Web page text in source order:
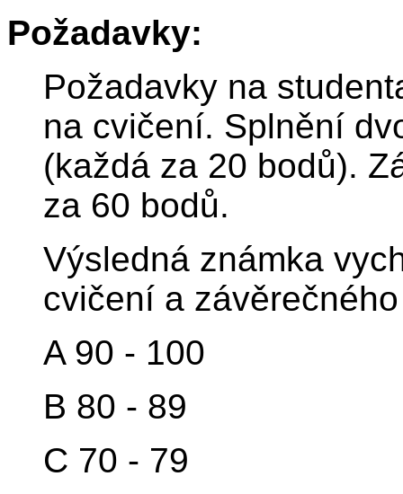
Požadavky:
Požadavky na
na cvičení. Splnění
(každá za 20 bodů).
za 60 bodů.
Výsledná známka
cvičení a
A 90 - 100
B 80 - 89
C 70 - 79